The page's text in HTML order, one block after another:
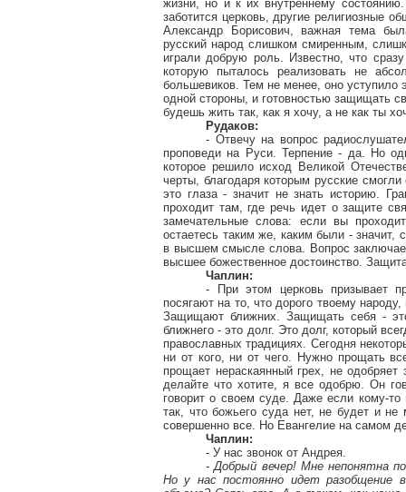
жизни, но и к их внутреннему
заботится церковь, другие религиозные
Александр Борисович, важная тема
русский народ слишком смиренным,
играли добрую роль. Известно, что
которую пыталось реализовать не
большевиков. Тем не менее, оно уступило
одной стороны, и готовностью защищать
будешь жить так, как я хочу, а не как ты
Рудаков:
- Отвечу на вопрос
проповеди на Руси. Терпение - да. Но
которое решило исход Великой
черты, благодаря которым русские
это глаза - значит не знать историю.
проходит там, где речь идет о защите
замечательные слова: если вы
остаетесь таким же, каким были - значит,
в высшем смысле слова. Вопрос
высшее божественное достоинство.
Чаплин:
- При этом церковь призывает
посягают на то, что дорого твоему
Защищают ближних. Защищать себя -
ближнего - это долг. Это долг, который
православных традициях. Сегодня
ни от кого, ни от чего. Нужно прощать
прощает нераскаянный грех, не
делайте что хотите, я все одобрю. Он
говорит о своем суде. Даже если кому-
так, что божьего суда нет, не будет и
совершенно все. Но Евангелие на самом
Чаплин:
- У нас звонок от Андрея.
- Добрый вечер! Мне непонятна
Но у нас постоянно идет